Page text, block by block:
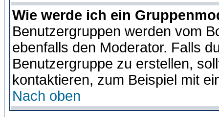
Wie werde ich ein
Benutzergruppen werden vom
ebenfalls den Moderator. Falls
Benutzergruppe zu erstellen,
kontaktieren, zum Beispiel mit
Nach oben